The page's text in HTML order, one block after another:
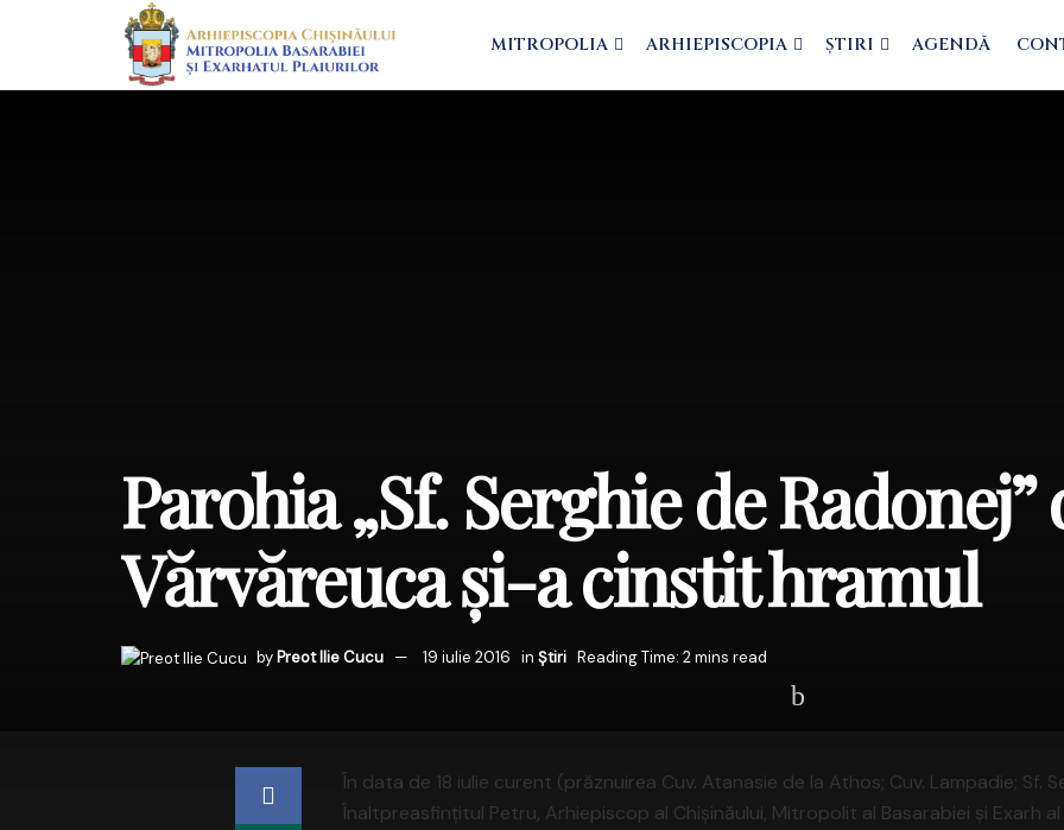
MITROPOLIA ARHIEPISCOPIA ȘTIRI AGENDĂ
Parohia „Sf. Serghie de Radonej”
Vărvăreuca şi-a cinstit hramul
by Preot Ilie Cucu 19 iulie 2016 in Știri Reading Time: 2 mins read
În data de 18 iulie curent (prăznuirea Cuv. Atanasie de la Athos; Cuv. Lampadie; Sf.
Înaltpreasfinţitul Petru, Arhiepiscop al Chişinăului, Mitropolit al Basarabiei şi Exarh